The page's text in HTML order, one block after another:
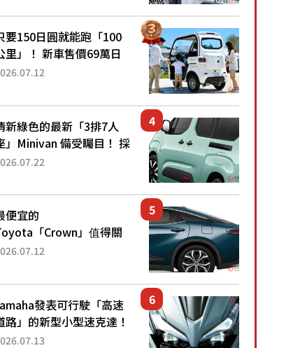
圓就能跑100公里」「小
友坐得...
要150日圓就能跑「100
里」！ 新車售價69萬日
的「3人座」Trike大受歡
何能迅速熱賣？
新綠色的最新「3排7人
」Minivan 備受矚目！ 採
全長4.7公尺剛剛好的車
推出467萬元日圓起的5
座版...
便宜的
「Crown」值得關
！ 搭載4WD、每公升
！ 配備豐富、超越售價
準，堪稱高CP值代表的
...
發表可行駛「高速
路」的新型小型速克達！
載能享受超強勁「渦輪